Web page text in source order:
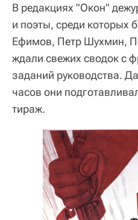
В редакциях "Окон"
и поэты, среди которых
Ефимов, Петр Шухмин,
ждали свежих сводок с
заданий руководства.
часов они
тираж.